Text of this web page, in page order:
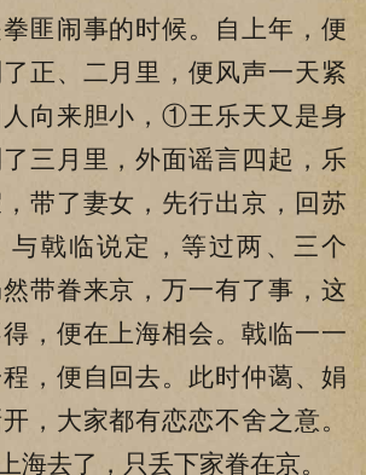
匪闹事的时候。自上年，便
正、二月里，便风声一天紧
向来胆小，①王乐天又是身
三月里，外面谣言四起，乐
带了妻女，先行出京，回苏
与戟临说定，等过两、三个
带眷来京，万一有了事，这
，便在上海相会。戟临一一
，便自回去。此时仲蔼、娟
，大家都有恋恋不舍之意。
海去了，只丢下家眷在京。